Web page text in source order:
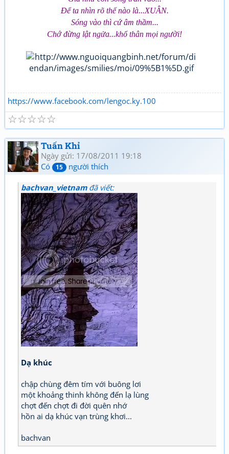
Để ta nhìn rõ thế nào là...XUÂN.
Sóng vào thì cứ âm thầm...
Chớ đừng lật ngửa...khổ thân mọi người!
https://www.facebook.com/lengoc.ky.100
☆
☆
☆
☆
☆
Tuấn Khỉ
Ngày gửi: 17/08/2011 19:18
Có
15 người thích
bachvan_vietnamđã viết:
Dạ khúc
chập chùng đêm tím với buông lơi
một khoảng thinh không đến lạ lùng
chợt đến chợt đi đời quên nhớ
hồn ai dạ khúc vạn trùng khơi...
bachvan